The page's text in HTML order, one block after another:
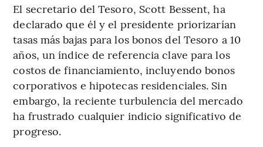
El secretario del Tesoro, Scott Bessent, ha
declarado que él y el presidente priorizarían
tasas más bajas para los bonos del Tesoro a 10
años, un índice de referencia clave para los
costos de financiamiento, incluyendo bonos
corporativos e hipotecas residenciales. Sin
embargo, la reciente turbulencia del mercado
ha frustrado cualquier indicio significativo de
progreso.